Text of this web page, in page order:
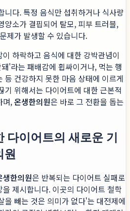
니다. 특정 음식만 섭취하거나 식사량
양소가 결핍되어 탈모, 피부 트러블,
제가 발생할 수 있습니다.
하락하고 음식에 대한 강박관념이
'라는 패배감에 휩싸이거나, 먹는 행
등 건강하지 못한 마음 상태에 이르게
기 위해서는 다이어트에 대한 근본적
며,온생한의원은 바로 그 전환을 돕는
다이어트의 새로운 기
원
생한의원은 반복되는 다이어트 실패로
제시합니다. 이곳의 다이어트 철학
을 빼는 것은 의미가 없다'는 대전제에